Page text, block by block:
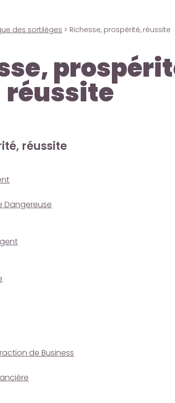
des sortilèges > Richesse, prospérité, réussite
réussite
réussite
Dangereuse
de Business